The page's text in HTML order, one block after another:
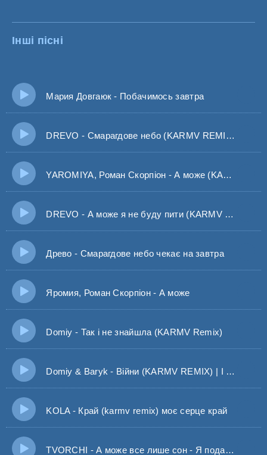
Інші пісні
Мария Довгаюк - Побачимось завтра
DREVO - Смарагдове небо (KARMV REMIX) Чекає нас завтра
YAROMIYA, Роман Скорпіон - А може (KARMV Remix)
DREVO - А може я не буду пити (KARMV REMIX)
Древо - Смарагдове небо чекає на завтра
Яромия, Роман Скорпіон - А може
Domiy - Так і не знайшла (KARMV Remix)
Domiy & Baryk - Війни (KARMV REMIX) | І навіть якщо війни, я йду в твої обійми
KOLA - Край (karmv remix) моє серце край
TVORCHI - А може все лише сон - Я подарую тобі Надію